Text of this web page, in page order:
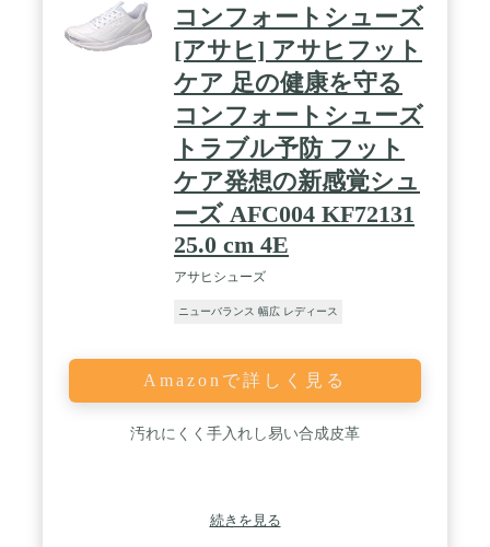
コンフォートシューズ
[アサヒ] アサヒフット
ケア 足の健康を守る
コンフォートシューズ
トラブル予防 フット
ケア発想の新感覚シュ
ーズ AFC004 KF72131
25.0 cm 4E
アサヒシューズ
ニューバランス 幅広 レディース
Amazonで詳しく見る
汚れにくく手入れし易い合成皮革
続きを見る